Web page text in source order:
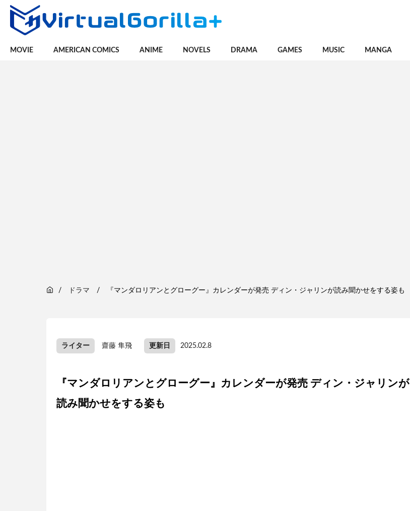
MOVIE AMERICAN COMICS ANIME NOVELS DRAMA GAMES MUSIC MANGA
ドラマ 『マンダロリアンとグローグー』カレンダーが発売 ディン・ジャリンが読み聞かせをする姿も
ライター 齋藤 隼飛 更新日 2025.02.8
『マンダロリアンとグローグー』カレンダーが発売 ディン・ジャリンが
読み聞かせをする姿も